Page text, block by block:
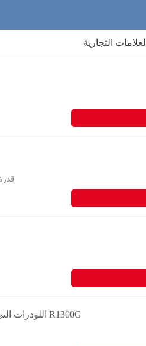
العلامات التجارية
Cat اللودرات التي تعمل في المناجم الموجودة تحت الأرض R1300G